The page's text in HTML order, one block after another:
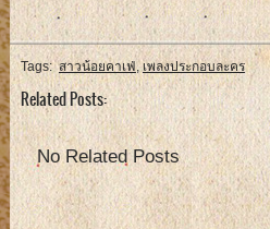
Tags:สาวน้อยคาเฟ่,เพลงประกอบละคร
Related Posts:
No Related Posts